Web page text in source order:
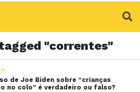
"correntes"
de Joe Biden sobre “crianças
no colo” é verdadeiro ou falso?